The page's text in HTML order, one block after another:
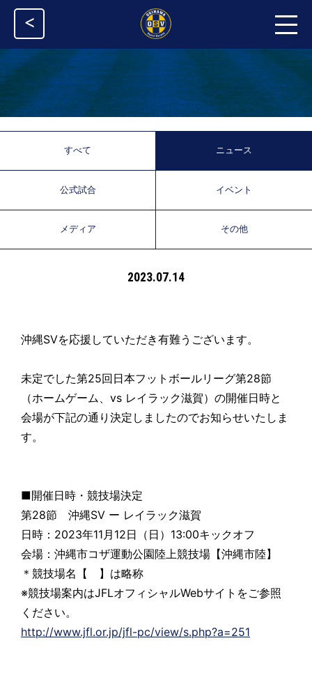
<
すべて ニュース
公式試合 イベント
メディア その他
2023.07.14
沖縄SVを応援していただき有難うございます。
未定でした第25回日本フットボールリーグ第28節
（ホームゲーム、vs レイラック滋賀）の開催日時と
会場が下記の通り決定しましたのでお知らせいたしま
す。
■開催日時・競技場決定
第28節 沖縄SV ー レイラック滋賀
日時：2023年11月12日（日）13:00キックオフ
会場：沖縄市コザ運動公園陸上競技場【沖縄市陸】
＊競技場名【 】は略称
※競技場案内はJFLオフィシャルWebサイトをご参照
ください。
http://www.jfl.or.jp/jfl-pc/view/s.php?a=251